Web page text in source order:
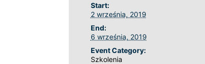
Start:
2 września, 2019
End:
6 września, 2019
Event Category:
Szkolenia